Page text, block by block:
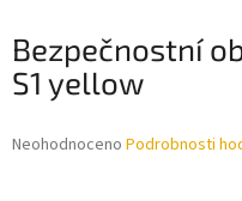
Bezpečnostní
S1 yellow
Průměrné
Neohodnoceno Podrobnosti